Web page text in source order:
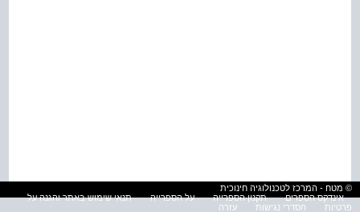
© מטח - המרכז לטכנולוגיה חינוכית
אינדקס הספרים
תקנון הספרייה על הספרייה
תנאי שימוש באתר והגנה על
פרטיות
הסדרי נגישות עזרה